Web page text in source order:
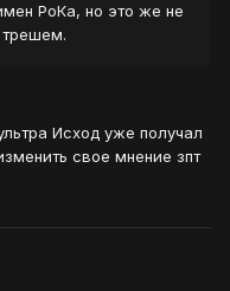
РоКа, но это же не
Исход уже получал
свое мнение зпт